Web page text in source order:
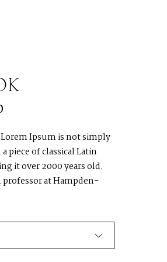
Ipsum is not simply
piece of classical Latin
it over 2000 years old.
professor at Hampden-